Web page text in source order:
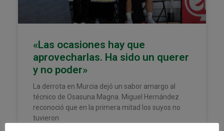
«Las ocasiones hay que
aprovecharlas. Ha sido un querer
y no poder»
La derrota en Murcia dejó un sabor amargo al
técnico de Osasuna Magna. Miguel Hernández
reconoció que en la primera mitad los suyos no
tuvieron